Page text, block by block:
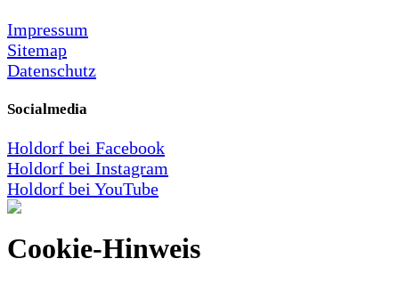
Impressum
Sitemap
Datenschutz
Socialmedia
Holdorf bei Facebook
Holdorf bei Instagram
Holdorf bei YouTube
Cookie-Hinweis